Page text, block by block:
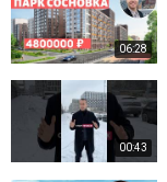
06:28
00:43